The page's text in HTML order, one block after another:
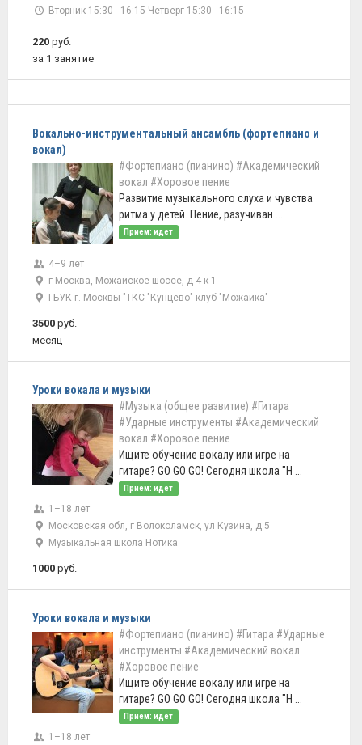
Вторник 15:30 - 16:15 Четверг 15:30 - 16:15
220 руб.
за 1 занятие
Вокально-инструментальный ансамбль (фортепиано и
вокал)
#Фортепиано (пианино) #Академический
вокал #Хоровое пение
Развитие музыкального слуха и чувства
ритма у детей. Пение, разучиван ...
Прием: идет
4–9 лет
г Москва, Можайское шоссе, д 4 к 1
ГБУК г. Москвы "ТКС "Кунцево" клуб "Можайка"
3500 руб.
месяц
Уроки вокала и музыки
#Музыка (общее развитие) #Гитара
#Ударные инструменты #Академический
вокал #Хоровое пение
Ищите обучение вокалу или игре на
гитаре? GO GO GO! Сегодня школа "Н ...
Прием: идет
1–18 лет
Московская обл, г Волоколамск, ул Кузина, д 5
Музыкальная школа Нотика
1000 руб.
Уроки вокала и музыки
#Фортепиано (пианино) #Гитара #Ударные
инструменты #Академический вокал
#Хоровое пение
Ищите обучение вокалу или игре на
гитаре? GO GO GO! Сегодня школа "Н ...
Прием: идет
1–18 лет